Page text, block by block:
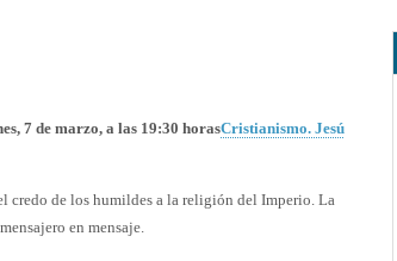
7 de marzo, a las 19:30 horasCristianismo. Jesús
credo de los humildes a la religión del Imperio. La
en mensaje.